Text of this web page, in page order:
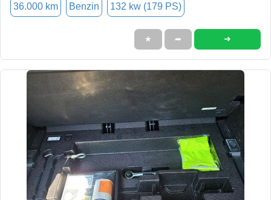
36.000 km Benzin 132 kw (179 PS)
★ ➦ ➜